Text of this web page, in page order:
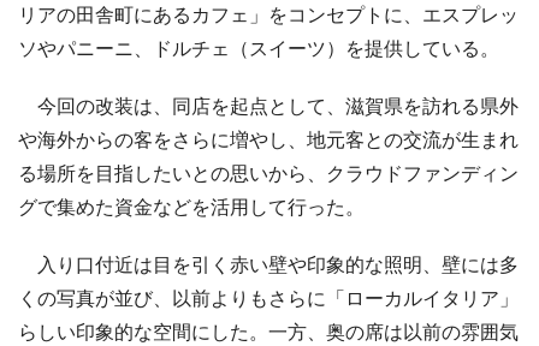
リアの田舎町にあるカフェ」をコンセプトに、エスプレッ
ソやパニーニ、ドルチェ（スイーツ）を提供している。
今回の改装は、同店を起点として、滋賀県を訪れる県外
や海外からの客をさらに増やし、地元客との交流が生まれ
る場所を目指したいとの思いから、クラウドファンディン
グで集めた資金などを活用して行った。
入り口付近は目を引く赤い壁や印象的な照明、壁には多
くの写真が並び、以前よりもさらに「ローカルイタリア」
らしい印象的な空間にした。一方、奥の席は以前の雰囲気